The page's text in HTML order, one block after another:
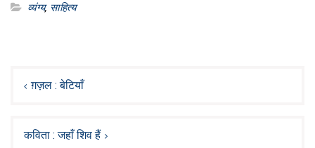
व्यंग्य, साहित्य
navigation
ग़ज़ल : बेटियाँ
कविता : जहाँ शिव हैं